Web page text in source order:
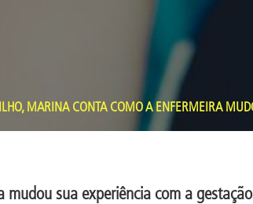
MARINA CONTA COMO A ENFERMEIRA
sua experiência com a gestação